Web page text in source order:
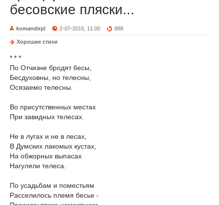
бесовские пляски...
komandirpl 2-07-2015, 11:00 888
Хорошие стихи
* * *
По Отчизне бродят бесы,
Бесдуховны, но телесны,
Осязаемо телесны.
Во присутственных местах
При завидных телесах.
Не в лугах и не в лесах,
В Думских лакомых кустах,
На обжорных выпасах
Нагуляли телеса.
По усадьбам и поместьям
Расселилось племя бесье -